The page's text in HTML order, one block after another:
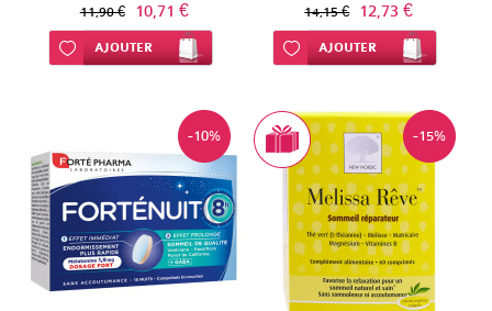
SOLGAR
SUPER
THERALICA
URGO
WELEDA
11,90 € 10,71 €
Ajouter à ma liste d’envie
AJOUTER
14,15 € 12,73 €
Ajouter à ma liste d’envie
AJOUTER
-10% -15%